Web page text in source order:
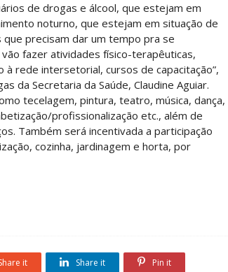
de drogas e álcool, que estejam em
noturno, que estejam em situação de
que precisam dar um tempo pra se
fazer atividades físico-terapêuticas,
rede intersetorial, cursos de capacitação”,
da Secretaria da Saúde, Claudine Aguiar.
tecelagem, pintura, teatro, música, dança,
profissionalização etc., além de
Também será incentivada a participação
cozinha, jardinagem e horta, por
it Share it Pin it